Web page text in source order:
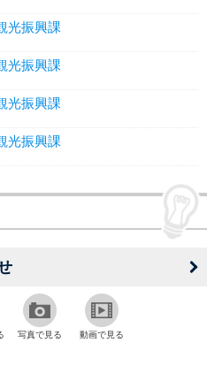
光振興課
光振興課
光振興課
光振興課
写真で見る 動画で見る